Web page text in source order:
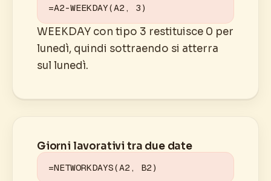
=A2-WEEKDAY(A2, 3)
WEEKDAY con tipo 3 restituisce 0 per
lunedì, quindi sottraendo si atterra
sul lunedì.
Giorni lavorativi tra due date
=NETWORKDAYS(A2, B2)